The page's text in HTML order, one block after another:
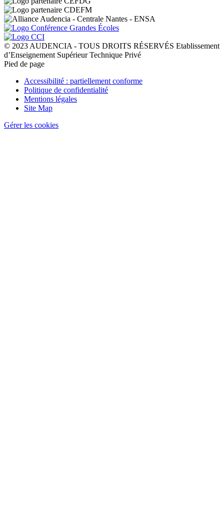
© 2023 AUDENCIA - TOUS DROITS RÉSERVÉS Etablissement
d’Enseignement Supérieur Technique Privé
Pied de page
Accessibilité : partiellement conforme
Politique de confidentialité
Mentions légales
Site Map
Gérer les cookies